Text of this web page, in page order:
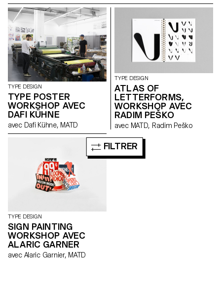
TYPE DESIGN
TYPE POSTER
WORKSHOP AVEC
DAFI KÜHNE
avec Dafi Kühne, MATD
TYPE DESIGN
ATLAS OF
LETTERFORMS,
WORKSHOP AVEC
RADIM PEŠKO
avec MATD, Radim Peško
TYPE DESIGN
SIGN PAINTING
WORKSHOP AVEC
ALARIC GARNER
avec Alaric Garnier, MATD
FILTRER